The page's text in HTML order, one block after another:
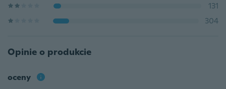
131
304
Opinie o produkcie
oceny